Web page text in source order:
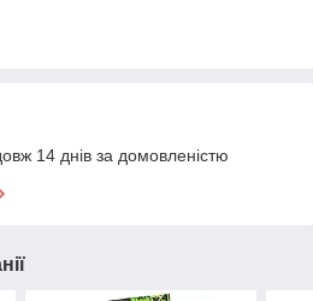
14 днів за домовленістю